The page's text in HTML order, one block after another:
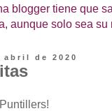
blogger tiene que
aunque solo sea su
de 2020